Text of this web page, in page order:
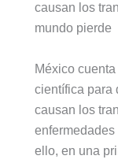
causan los
mundo pierde
México
científica para
causan los
enfermedades
ello, en una